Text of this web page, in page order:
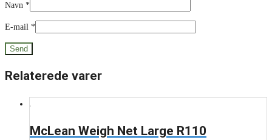
Navn *
E-mail *
Relaterede varer
McLean Weigh Net Large R110